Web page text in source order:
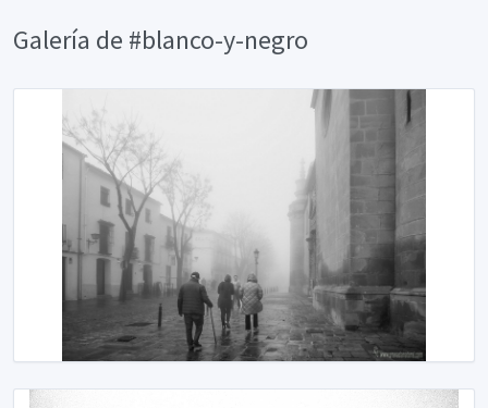
Galería de #blanco-y-negro